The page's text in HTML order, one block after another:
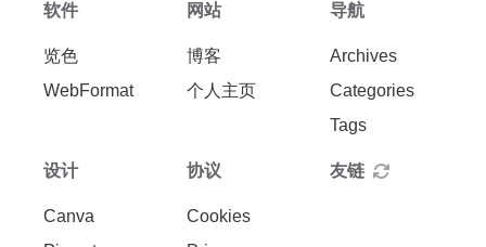
软件
览色
WebFormat
网站
博客
个人主页
导航
Archives
Categories
Tags
设计
Canva
协议
Cookies
友链